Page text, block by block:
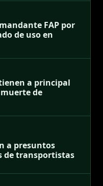
FAP por
de uso en
a principal
de
a presuntos
de transportistas